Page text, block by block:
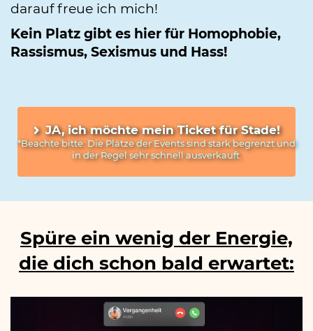
darauf freue ich mich!
Kein Platz gibt es hier für Homophobie,
Rassismus, Sexismus und Hass!
JA, ich möchte mein Ticket für Stade!
*Beachte bitte: Die Plätze der Events sind stark begrenzt und
in der Regel sehr schnell ausverkauft.
Spüre ein wenig der Energie,
die dich schon bald erwartet: